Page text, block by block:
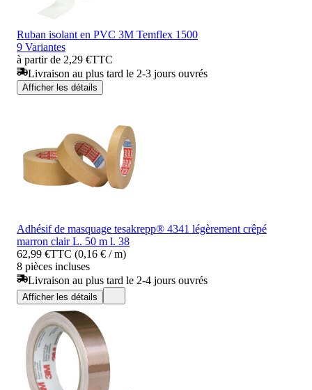
Ruban isolant en PVC 3M Temflex 1500
9 Variantes
à partir de 2,29 €TTC
Livraison au plus tard le 2-3 jours ouvrés
Afficher les détails
Adhésif de masquage tesakrepp® 4341 légèrement crêpé
marron clair L. 50 m l. 38
62,99 €TTC (0,16 € / m)
8 pièces incluses
Livraison au plus tard le 2-4 jours ouvrés
Afficher les détails